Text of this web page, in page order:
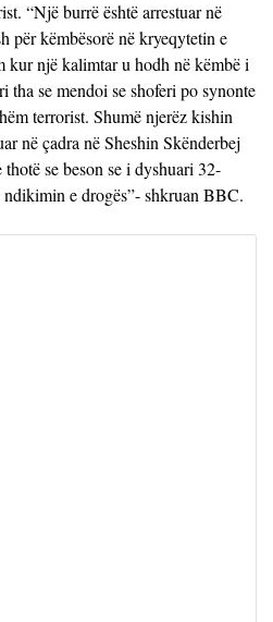
“Një burrë është arrestuar në
për këmbësorë në kryeqytetin e
kur një kalimtar u hodh në këmbë i
tha se mendoi se shoferi po synonte
terrorist. Shumë njerëz kishin
në çadra në Sheshin Skënderbej
se beson se i dyshuari 32-
e drogës”- shkruan BBC.